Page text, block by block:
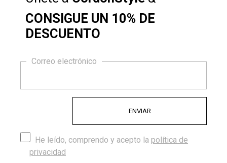
Porque en CordónStyle reinventamos la comodidad del día
a día, con diseños que realzan tu estilo.
Porque cada artículo se mueve contigo, moderno, versátil e
Porque trabajamos con materiales de calidad, diseños
exclusivos y originales. Te ofrecemos todo un mundo por
Certificados
CONSIGUE UN 10% DE
DESCUENTO
Correo electrónico
He leído, comprendo y acepto la política de
privacidad